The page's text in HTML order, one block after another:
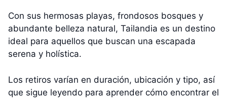
Con sus hermosas playas, frondosos bosques y
abundante belleza natural, Tailandia es un destino
ideal para aquellos que buscan una escapada
serena y holística.
Los retiros varían en duración, ubicación y tipo, así
que sigue leyendo para aprender cómo encontrar el